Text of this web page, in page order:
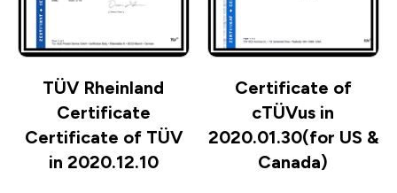
TÜV Rheinland
Certificate
Certificate of TÜV
in 2020.12.10
Certificate of
cTÜVus in
2020.01.30(for US &
Canada)